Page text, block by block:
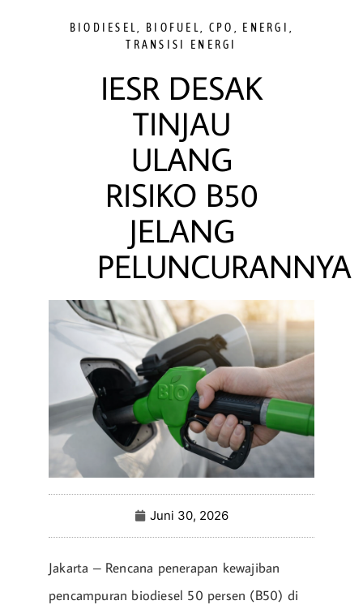
BIODIESEL BIOFUEL CPO ENERGI
TRANSISI ENERGI
IESR DESAK
TINJAU
ULANG
RISIKO B50
JELANG
PELUNCURANNYA
Juni 30, 2026
Jakarta – Rencana penerapan kewajiban
pencampuran biodiesel 50 persen (B50) di